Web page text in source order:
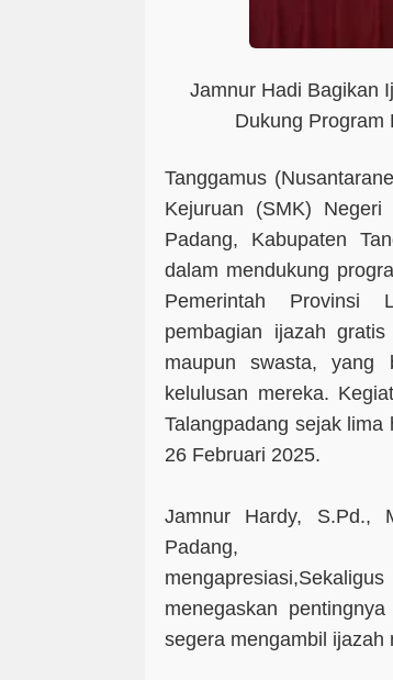
Jamnur Hadi Bagikan
Dukung Program
Tanggamus
Kejuruan (SMK) Negeri
Padang, Kabupaten
dalam mendukung
Pemerintah Provinsi
pembagian ijazah
maupun swasta, yang
kelulusan mereka.
Talangpadang sejak
26 Februari 2025.
Jamnur Hardy, S.Pd.,
Padang,
menegaskan
segera mengambil ijazah